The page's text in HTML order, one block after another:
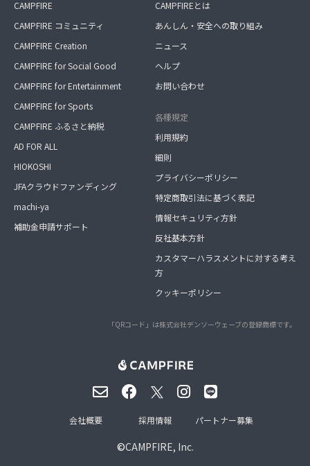
CAMPFIRE
CAMPFIRE コミュニティ
CAMPFIRE Creation
CAMPFIRE for Social Good
CAMPFIRE for Entertainment
CAMPFIRE for Sports
CAMPFIRE ふるさと納税
AD FOR ALL
HIOKOSHI
JFAクラウドファンディング
machi-ya
補助金申請サポート
CAMPFIREとは
あんしん・安全への取り組み
ニュース
ヘルプ
お問い合わせ
各種規定
利用規約
細則
プライバシーポリシー
特定商取引法に基づく表記
情報セキュリティ方針
反社基本方針
カスタマーハラスメントに対する考え
方
クッキーポリシー
「QRコード」は株式会社デンソーウェーブの登録商標です。
©CAMPFIRE, Inc.
会社概要 採用情報 パートナー募集